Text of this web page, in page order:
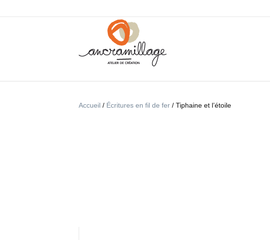
Accueil / Écritures en fil de fer / Tiphaine et l’étoile